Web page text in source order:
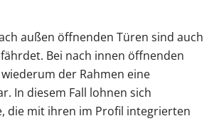
außen öffnenden Türen sind auch
Bei nach innen öffnenden
der Rahmen eine
In diesem Fall lohnen sich
die mit ihren im Profil integrierten